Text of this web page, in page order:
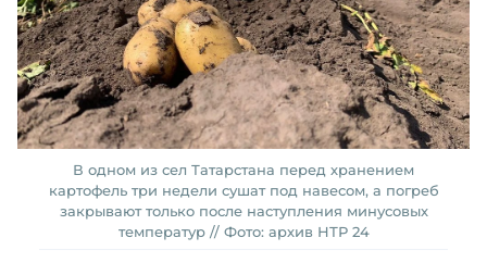
В одном из сел Татарстана перед хранением
картофель три недели сушат под навесом, а погреб
закрывают только после наступления минусовых
температур // Фото: архив НТР 24